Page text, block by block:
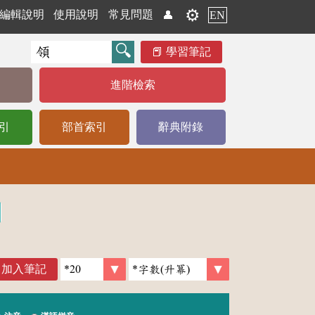
編輯說明 使用說明 常見問題 👤 ⚙️ EN
學習筆記
進階檢索
部首索引 辭典附錄
加入筆記